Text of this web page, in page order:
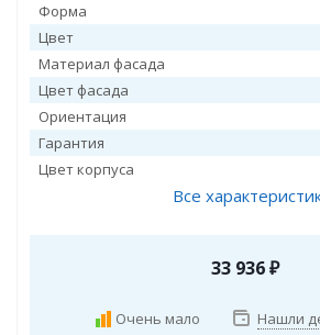
Форма
Цвет
Материал фасада
Цвет фасада
Ориентация
Гарантия
Цвет корпуса
Все
33 936₽
Очень мало Нашли